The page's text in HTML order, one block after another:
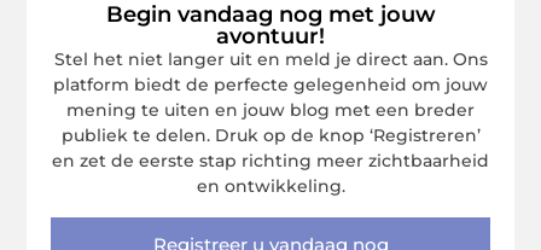
Begin vandaag nog met jouw
avontuur!
Stel het niet langer uit en meld je direct aan. Ons
platform biedt de perfecte gelegenheid om jouw
mening te uiten en jouw blog met een breder
publiek te delen. Druk op de knop ‘Registreren’
en zet de eerste stap richting meer zichtbaarheid
en ontwikkeling.
Registreer u vandaag nog